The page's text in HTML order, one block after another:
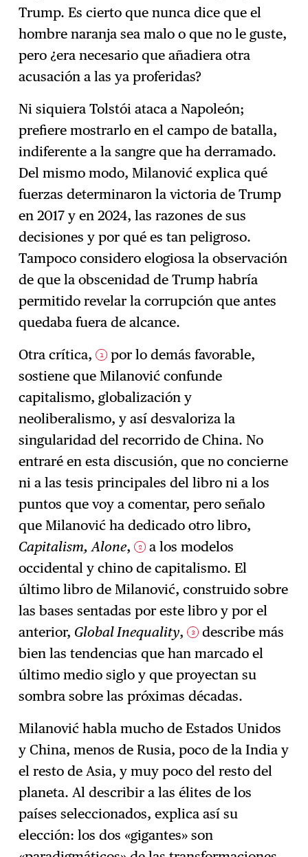
Trump. Es cierto que nunca dice que el
hombre naranja sea malo o que no le guste,
pero ¿era necesario que añadiera otra
acusación a las ya proferidas?
Ni siquiera Tolstói ataca a Napoleón;
prefiere mostrarlo en el campo de batalla,
indiferente a la sangre que ha derramado.
Del mismo modo, Milanović explica qué
fuerzas determinaron la victoria de Trump
en 2017 y en 2024, las razones de sus
decisiones y por qué es tan peligroso.
Tampoco considero elogiosa la observación
de que la obscenidad de Trump habría
permitido revelar la corrupción que antes
quedaba fuera de alcance.
Otra crítica, 1
por lo demás favorable,
sostiene que Milanović confunde
capitalismo, globalización y
neoliberalismo, y así desvaloriza la
singularidad del recorrido de China. No
entraré en esta discusión, que no concierne
ni a las tesis principales del libro ni a los
puntos que voy a comentar, pero señalo
que Milanović ha dedicado otro libro,
Capitalism, Alone, 2
a los modelos
occidental y chino de capitalismo. El
último libro de Milanović, construido sobre
las bases sentadas por este libro y por el
anterior, Global Inequality, 3
describe más
bien las tendencias que han marcado el
último medio siglo y que proyectan su
sombra sobre las próximas décadas.
Milanović habla mucho de Estados Unidos
y China, menos de Rusia, poco de la India y
el resto de Asia, y muy poco del resto del
planeta. Al describir a las élites de los
países seleccionados, explica así su
elección: los dos «gigantes» son